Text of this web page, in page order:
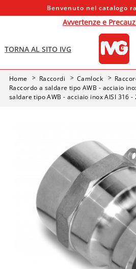
Benvenuto nel catalogo
Avvertenze e
TORNA AL SITO IVG
Home Raccordi Camlock
Raccordo a saldare tipo AWB - acciaio
saldare tipo AWB - acciaio inox AISI 316 -